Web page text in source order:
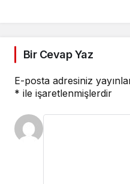
Bir Cevap Yaz
E-posta adresiniz
* ile işaretlenmişlerdir